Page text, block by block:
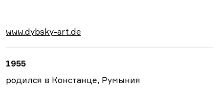
www.dybsky-art.de
1955
родился в Констанце, Румыния